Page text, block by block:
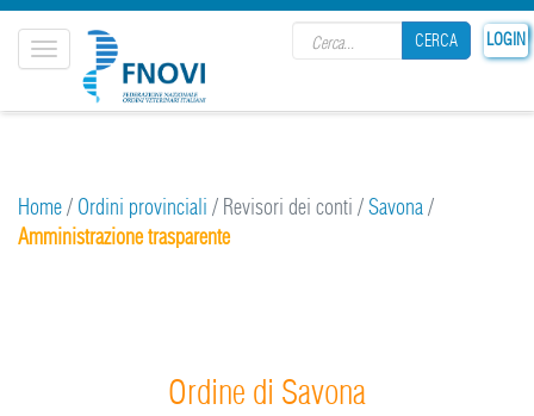
LOGIN
CERCA
Toggle
navigation
Home/ Ordini provinciali / Revisori dei conti /Savona/
Amministrazione trasparente
Ordine di Savona